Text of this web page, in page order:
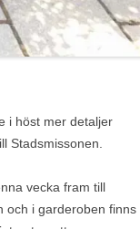
i höst mer detaljer
Stadsmissonen.
vecka fram till
och i garderoben finns